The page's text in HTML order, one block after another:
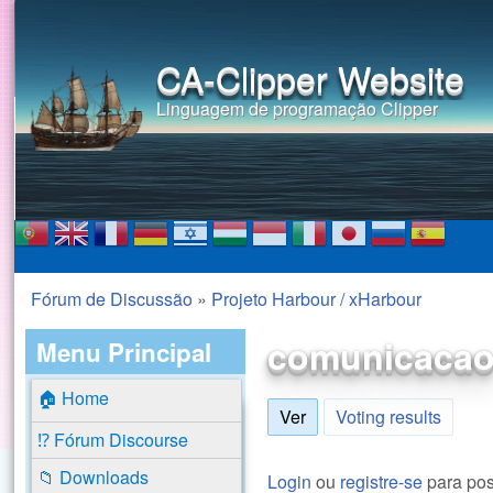
CA-Clipper Website
Linguagem de programação Clipper
Você está aqui
Fórum de Discussão » Projeto Harbour / xHarbour
Ver(aba ativa)
Voting results
Login ou registre-se para
Menu Principal
🏠 Home
⁉️ Fórum Discourse
📁 Downloads